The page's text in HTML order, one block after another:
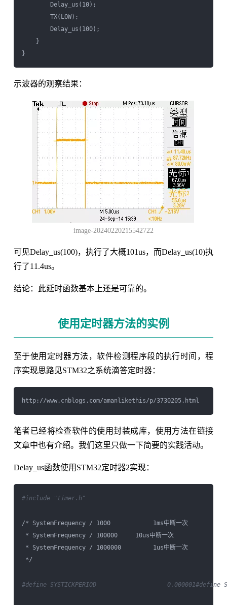
Delay_us(10);
TX(LOW);
Delay_us(100);
}
示波器的观察结果：
image-20240220215542722
可见Delay_us(100)，执行了大概101us，而Delay_us(10)执
行了11.4us。
结论：此延时函数基本上还是可靠的。
使用定时器方法的实例
至于使用定时器方法，软件检测程序段的执行时间，程
序实现思路见STM32之系统滴答定时器：
笔者已经将检查软件的使用封装成库，使用方法在链接
文章中也有介绍。我们这里只做一下简要的实践活动。
Delay_us函数使用STM32定时器2实现：
#include "timer.h"
/* SystemFrequency / 1000            1ms中断一次
* SystemFrequency / 100000     10us中断一次
* SystemFrequency / 1000000         1us中断一次
*/
#define SYSTICKPERIOD                    0.000001#define